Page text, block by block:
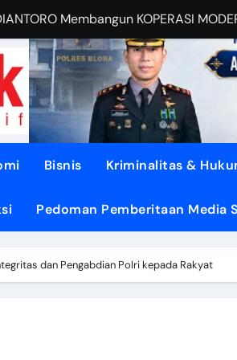
RUANG Publik
di TUNJUNGAN ke Provinsi
dari Oligarki
TEGASKAN BATAS
‘PERI AIR’
Demokrasi Daerah
Kepala Daerah?
Bisnis Kriminalitas &
Pedoman Pemberitaan Media
dan Pengabdian Polri kepada Rakyat